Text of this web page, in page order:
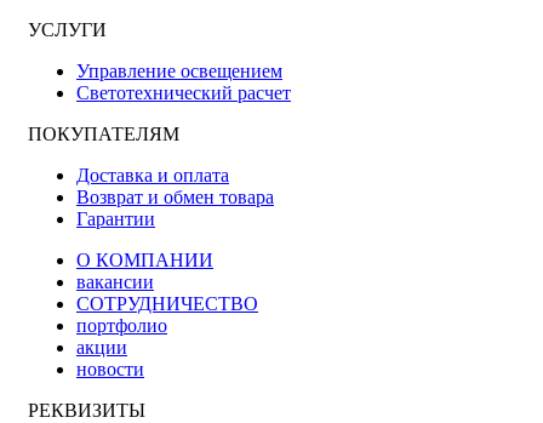
УСЛУГИ
Управление освещением
Светотехнический расчет
ПОКУПАТЕЛЯМ
Доставка и оплата
Возврат и обмен товара
Гарантии
О КОМПАНИИ
вакансии
СОТРУДНИЧЕСТВО
портфолио
акции
новости
РЕКВИЗИТЫ